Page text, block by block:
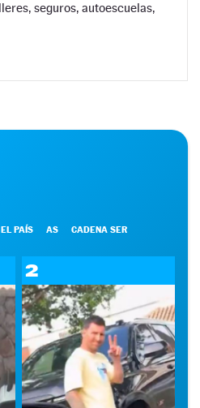
seguros, autoescuelas,
EL PAÍS AS CADENA SER
2